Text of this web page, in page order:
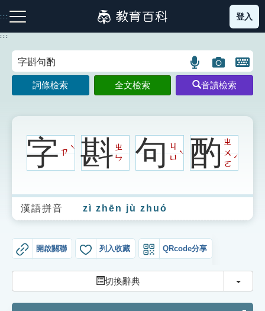
到
主
:::
注音索引圖示 筆畫索引圖示 部首索引表圖示
生字詞彙表
成語故事
索引選單
登入
:::
語
言
搜
示
圖
片
搜
示
開
鍵
圖
詞條檢索 全文檢索 音讀檢索
字ㄗ
ˋ 斟ㄓ
ㄣ
句ㄐ
ㄩ
ˋ 酌ㄓ
ㄨ
ㄛ
ˊ
漢語拼音 zì zhēn jù zhuó
開啟關聯 列入收藏 QRcode分享
切換辭典 切換